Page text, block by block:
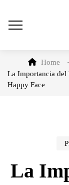
Home
La Importancia del
Happy Face
La